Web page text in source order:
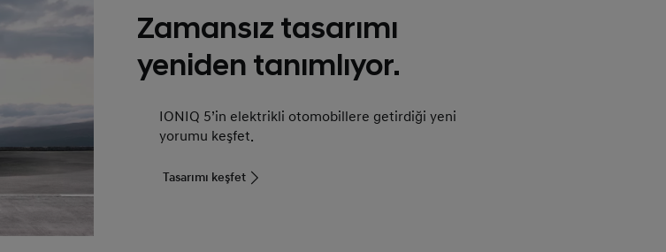
Zamansız tasarımı
yeniden tanımlıyor.
IONIQ 5’in elektrikli otomobillere getirdiği yeni
yorumu keşfet.
Tasarımı keşfet